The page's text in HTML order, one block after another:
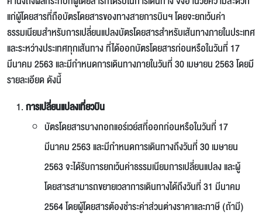
แก่ผู้โดยสารที่ถือบัตรโดยสารของทางสายการบินฯ โดยจะยกเว้นค่า
ธรรมเนียมสำหรับการเปลี่ยนแปลงบัตรโดยสารสำหรับเส้นทางภายในประเทศ
และระหว่างประเทศทุกเส้นทาง ที่ได้ออกบัตรโดยสารก่อนหรือในวันที่ 17
มีนาคม 2563 และมีกำหนดการเดินทางภายในวันที่ 30 เมษายน 2563 โดยมี
รายละเอียด ดังนี้
การเปลี่ยนแปลงเที่ยวบิน
บัตรโดยสารบางกอกแอร์เวย์สที่ออกก่อนหรือในวันที่ 17
มีนาคม 2563 และมีกำหนดการเดินทางถึงวันที่ 30 เมษายน
2563 จะได้รับการยกเว้นค่าธรรมเนียมการเปลี่ยนแปลง และผู้
โดยสารสามารถขยายเวลาการเดินทางได้ถึงวันที่ 31 มีนาคม
2564 โดยผู้โดยสารต้องชำระค่าส่วนต่างราคาและภาษี (ถ้ามี)